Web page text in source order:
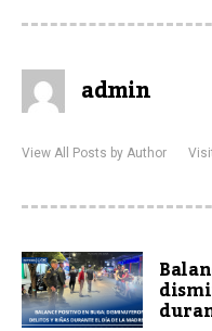
admin
View All Posts by Author